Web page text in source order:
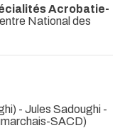
Acrobatie-
National des
- Jules Sadoughi -
SACD)